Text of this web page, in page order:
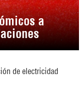
a
de electricidad